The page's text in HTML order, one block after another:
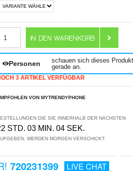
Personen
schauen sich dieses Produkt
gerade an.
3 ARTIKEL VERFÜGBAR
VON MYTRENDYPHONE
DIE SIE INNERHALB DER NÄCHSTEN
STD. 03 MIN. 03 SEK.
WERDEN MORGEN VERSCHICKT.
720231399 LIVE CHAT